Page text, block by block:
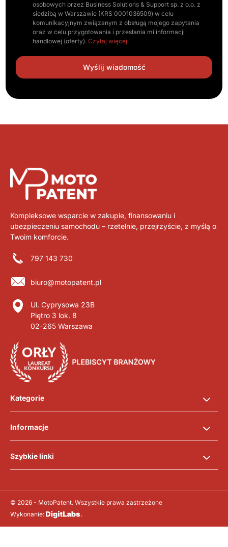
osobowych przez Business Solutions & Support sp. z o.o. z
siedzibą w Warszawie (KRS 0001036509) w celu
komunikacyjnym związanym z obsługą mojego zapytania
oraz w celu przygotowania i przesłania mi informacji
handlowej (oferty).Czytaj więcej
Kompleksowe wsparcie w zakupie, finansowaniu i
ubezpieczeniu samochodu – rzetelnie, przejrzyście, z myślą o
Twoim komforcie.
797 143 730
biuro@motopatent.pl
Ul. Cyprysowa 23B
Piętro 3 lok. 8
02-265 Warszawa
Kategorie
Informacje
Szybkie linki
© 2026 - MotoPatent. Wszystkie prawa zastrzeżone
Wykonanie: